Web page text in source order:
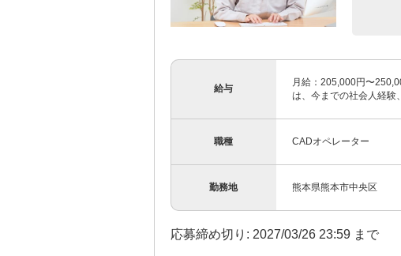
給与
月給：205,000円〜
は、今までの社会人経験
職種 CADオペレーター
勤務地 熊本県熊本市中央区
応募締め切り: 2027/03/26 23:59 まで